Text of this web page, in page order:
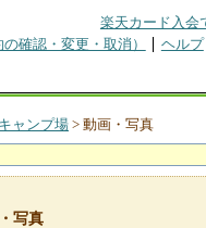
楽天カード入会
確認・変更・取消） ヘルプ
ャンプ場 > 動画・写真
写真